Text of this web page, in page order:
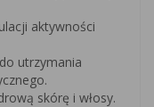
aktywności
utrzymania
skórę i włosy.